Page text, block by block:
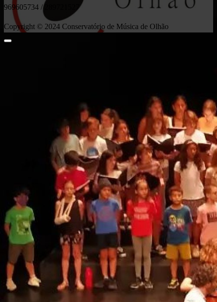
969605734 / 289721527
Copyright © 2024 Conservatório de Música de Olhão